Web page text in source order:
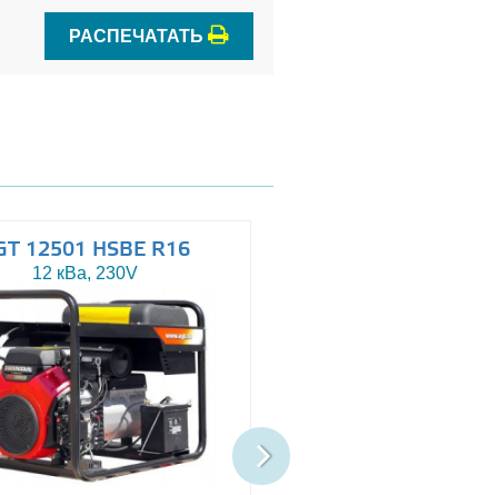
РАСПЕЧАТАТЬ
12501 HSBE R16
12 кВа, 230V